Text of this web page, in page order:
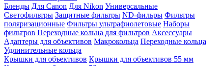
Бленды Для Canon Для Nikon Универсальные
Светофильтры Защитные фильтры ND-фильры Фильтры
поляризационные Фильтры ультрафиолетовые Наборы
фильтров Переходные кольца для фильтров Аксессуары
Адаптеры для объективов Макрокольца Переходные кольца
Удлинительные кольца
Крышки для объективов Крышки для объективов 55 мм